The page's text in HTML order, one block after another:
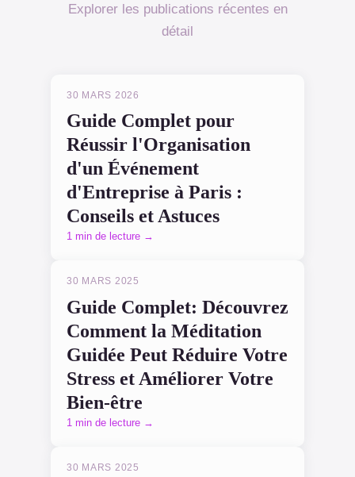
Explorer les publications récentes en
détail
30 MARS 2026
Guide Complet pour
Réussir l'Organisation
d'un Événement
d'Entreprise à Paris :
Conseils et Astuces
1 min de lecture →
30 MARS 2025
Guide Complet: Découvrez
Comment la Méditation
Guidée Peut Réduire Votre
Stress et Améliorer Votre
Bien-être
1 min de lecture →
30 MARS 2025